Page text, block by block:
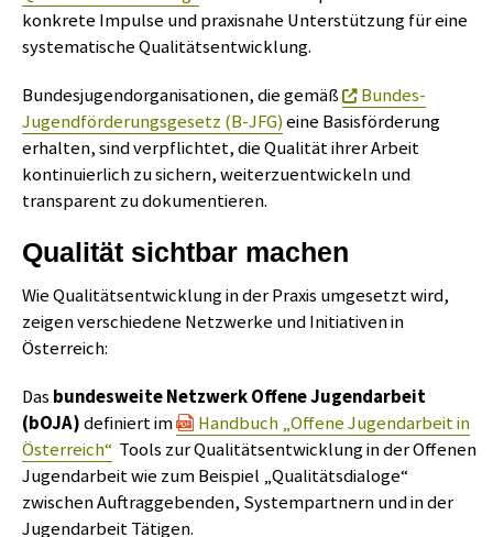
konkrete Impulse und praxisnahe Unterstützung für eine
systematische Qualitätsentwicklung.
Bundesjugendorganisationen, die gemäß
Bundes-
Jugendförderungsgesetz (B-JFG)eine Basisförderung
erhalten, sind verpflichtet, die Qualität ihrer Arbeit
kontinuierlich zu sichern, weiterzuentwickeln und
transparent zu dokumentieren.
Qualität sichtbar machen
Wie Qualitätsentwicklung in der Praxis umgesetzt wird,
zeigen verschiedene Netzwerke und Initiativen in
Österreich:
Das bundesweite Netzwerk Offene Jugendarbeit
(bOJA)definiert im
Handbuch „Offene Jugendarbeit in
Österreich“ Tools zur Qualitätsentwicklung in der Offenen
Jugendarbeit wie zum Beispiel „Qualitätsdialoge“
zwischen Auftraggebenden, Systempartnern und in der
Jugendarbeit Tätigen.